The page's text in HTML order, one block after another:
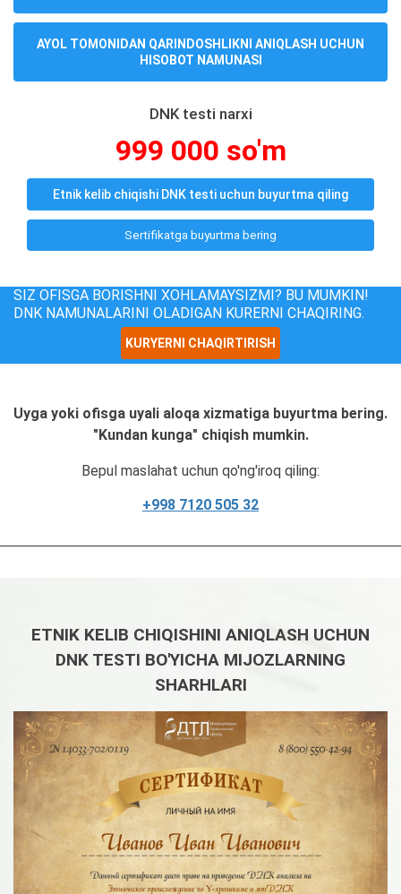
AYOL TOMONIDAN QARINDOSHLIKNI ANIQLASH UCHUN
HISOBOT NAMUNASI
DNK testi narxi
999 000 so'm
Etnik kelib chiqishi DNK testi uchun buyurtma qiling
Sertifikatga buyurtma bering
SIZ OFISGA BORISHNI XOHLAMAYSIZMI? BU MUMKIN!
DNK NAMUNALARINI OLADIGAN KURERNI CHAQIRING.
KURYERNI CHAQIRTIRISH
Uyga yoki ofisga uyali aloqa xizmatiga buyurtma bering.
"Kundan kunga" chiqish mumkin.
Bepul maslahat uchun qo'ng'iroq qiling:
+998 7120 505 32
ETNIK KELIB CHIQISHINI ANIQLASH UCHUN
DNK TESTI BO'YICHA MIJOZLARNING
SHARHLARI